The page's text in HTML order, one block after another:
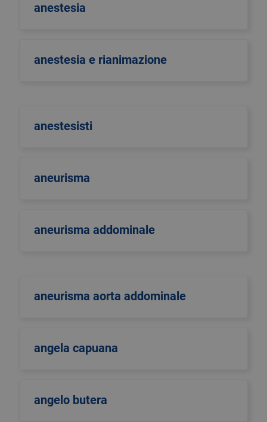
anestesia
anestesia e rianimazione
anestesisti
aneurisma
aneurisma addominale
aneurisma aorta addominale
angela capuana
angelo butera